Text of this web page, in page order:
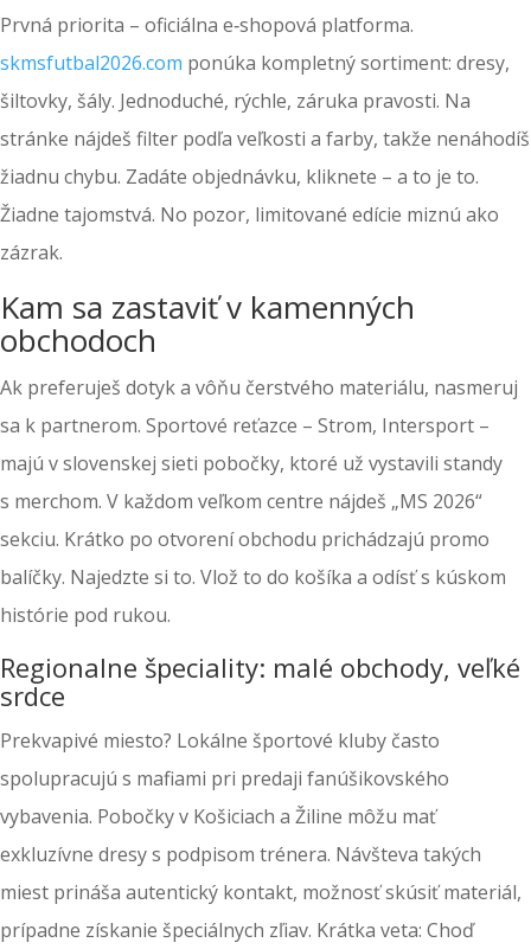
Prvná priorita – oficiálna e‑shopová platforma.
skmsfutbal2026.com ponúka kompletný sortiment: dresy,
šiltovky, šály. Jednoduché, rýchle, záruka pravosti. Na
stránke nájdeš filter podľa veľkosti a farby, takže nenáhodíš
žiadnu chybu. Zadáte objednávku, kliknete – a to je to.
Žiadne tajomstvá. No pozor, limitované edície miznú ako
zázrak.
Kam sa zastaviť v kamenných
obchodoch
Ak preferuješ dotyk a vôňu čerstvého materiálu, nasmeruj
sa k partnerom. Sportové reťazce – Strom, Intersport –
majú v slovenskej sieti pobočky, ktoré už vystavili standy
s merchom. V každom veľkom centre nájdeš „MS 2026“
sekciu. Krátko po otvorení obchodu prichádzajú promo
balíčky. Najedzte si to. Vlož to do košíka a odísť s kúskom
histórie pod rukou.
Regionalne špeciality: malé obchody, veľké
srdce
Prekvapivé miesto? Lokálne športové kluby často
spolupracujú s mafiami pri predaji fanúšikovského
vybavenia. Pobočky v Košiciach a Žiline môžu mať
exkluzívne dresy s podpisom trénera. Návšteva takých
miest prináša autentický kontakt, možnosť skúsiť materiál,
prípadne získanie špeciálnych zľiav. Krátka veta: Choď